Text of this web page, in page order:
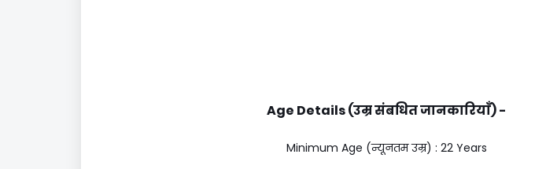
Age Details (उम्र संबधित जानकारियाँ) -
Minimum Age (न्यूनतम उम्र) : 22 Years